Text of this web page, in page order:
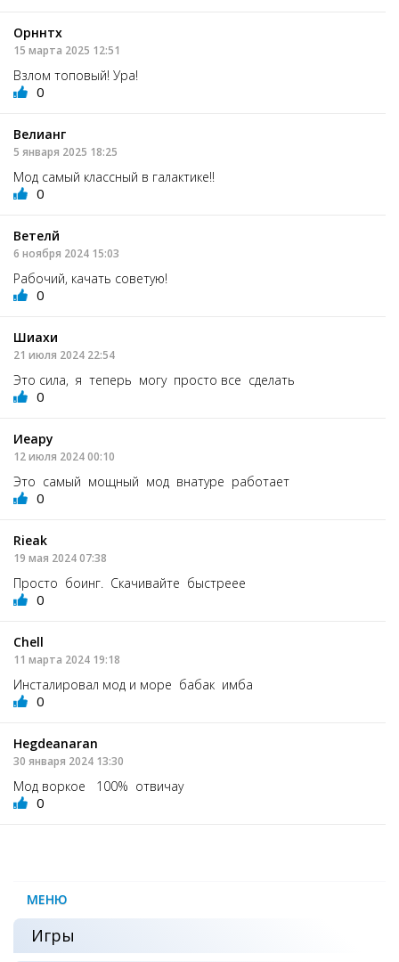
Орннтх
15 марта 2025 12:51
Взлом топовый! Ура!
0
Велианг
5 января 2025 18:25
Мод самый классный в галактике!!
0
Ветелй
6 ноября 2024 15:03
Рабочий, качать советую!
0
Шиахи
21 июля 2024 22:54
Это сила, я теперь могу просто все сделать
0
Иеару
12 июля 2024 00:10
Это самый мощный мод внатуре работает
0
Rieak
19 мая 2024 07:38
Просто боинг. Скачивайте быстреее
0
Chell
11 марта 2024 19:18
Инсталировал мод и море бабак имба
0
Hegdeanaran
30 января 2024 13:30
Мод воркое 100% отвичау
0
МЕНЮ
Игры